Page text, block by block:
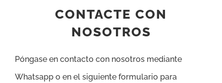
CONTACTE CON
NOSOTROS
Póngase en contacto con nosotros mediante
Whatsapp o en el siguiente formulario para